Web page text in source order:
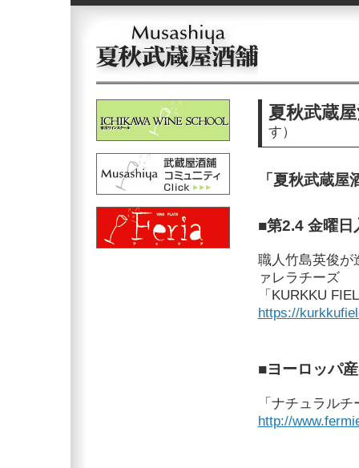
夏秋武蔵
す）
「夏秋武蔵
■第2.4 金曜日
職人竹島英俊が
ァレラチーズ
「KURKKU
https://
■ヨーロッパ
「ナチュラル
http://